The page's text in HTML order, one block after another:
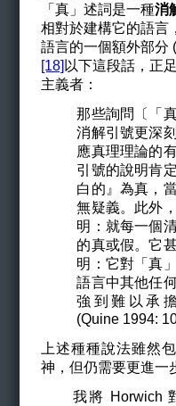
「真」述詞是一種消
相對於建構它的語言
語言的一個額外部分
[18] 以下這段話，正
主義者：
那些詢問〔「
消解引號更深
應真理理論的
引號的說明肯
白的』為真，
無疑義。此外
明：就每一個
的真或假。它
明：它對「真
語言中其他任
強到難以承
(Quine 1994:
上述種種說法雖然
神，但仍需要更進一
我將 Horwich